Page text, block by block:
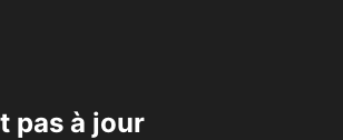
pas à jour